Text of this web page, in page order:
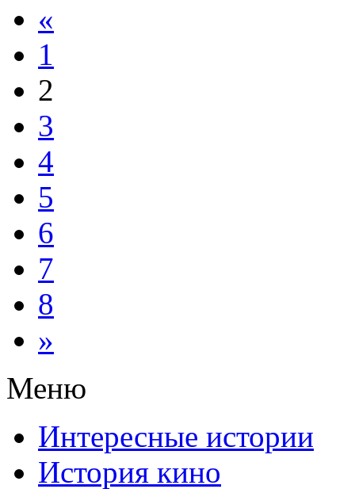
«
1
2
3
4
5
6
7
8
»
Меню
Интересные истории
История кино